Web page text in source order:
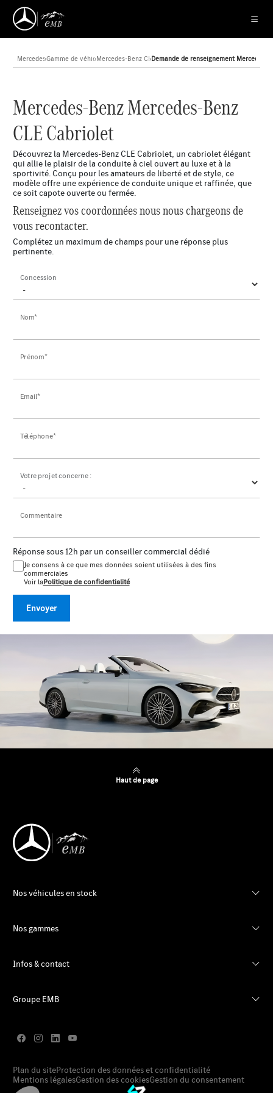
Mercedes-Benz
›Gamme de véhicules neufs
›Mercedes-Benz CLE Cabriolet
›Demande de renseignement Mercedes-
Mercedes-Benz Mercedes-Benz
CLE Cabriolet
Découvrez la Mercedes-Benz CLE Cabriolet, un cabriolet élégant
qui allie le plaisir de la conduite à ciel ouvert au luxe et à la
sportivité. Conçu pour les amateurs de liberté et de style, ce
modèle offre une expérience de conduite unique et raffinée, que
ce soit capote ouverte ou fermée.
Renseignez vos coordonnées nous nous chargeons de
vous recontacter.
Complétez un maximum de champs pour une réponse plus
pertinente.
Concession
Nom*
Prénom*
Email*
Téléphone*
Votre projet concerne :
Commentaire
Réponse sous 12h par un conseiller commercial dédié
Je consens à ce que mes données soient utilisées à des fins
commerciales
Voir laPolitique de confidentialité
Envoyer
Haut de page
Nos véhicules en stock
Nos gammes
Infos & contact
Groupe EMB
Plan du siteProtection des données et confidentialité
Mentions légalesGestion des cookiesGestion du consentement